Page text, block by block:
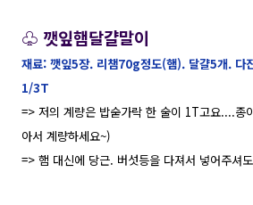
♧ 깻잎햄달걀말이
재료: 깻잎5장. 리챔70g정도(햄). 달걀5개. 다
1/3T
=> 저의 계량은 밥숟가락 한 술이 1T고요....종
아서 계량하세요~)
=> 햄 대신에 당근. 버섯등을 다져서 넣어주셔